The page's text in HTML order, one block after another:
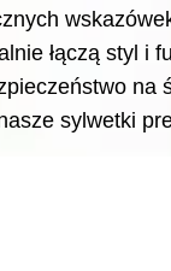
łączą styl i
na
sylwetki